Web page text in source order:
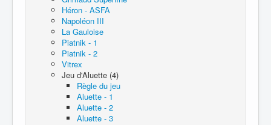
Héron - ASFA
Napoléon III
La Gauloise
Piatnik - 1
Piatnik - 2
Vitrex
Jeu d'Aluette (4)
Règle du jeu
Aluette - 1
Aluette - 2
Aluette - 3